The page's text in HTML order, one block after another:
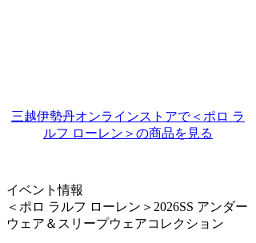
三越伊勢丹オンラインストアで＜ポロ ラ
ルフ ローレン＞の商品を見る
イベント情報
＜ポロ ラルフ ローレン＞2026SS アンダー
ウェア＆スリープウェアコレクション